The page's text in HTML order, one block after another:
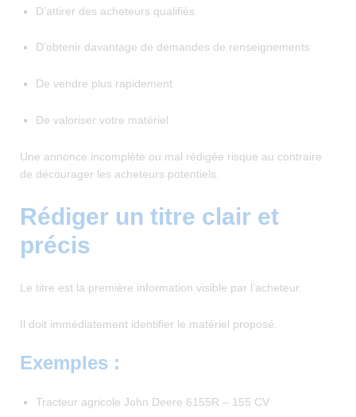
D’attirer des acheteurs qualifiés
D’obtenir davantage de demandes de renseignements
De vendre plus rapidement
De valoriser votre matériel
Une annonce incomplète ou mal rédigée risque au contraire
de décourager les acheteurs potentiels.
Rédiger un titre clair et
précis
Le titre est la première information visible par l’acheteur.
Il doit immédiatement identifier le matériel proposé.
Exemples :
Tracteur agricole John Deere 6155R – 155 CV